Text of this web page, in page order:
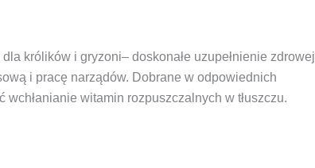
królików i gryzoni– doskonałe uzupełnienie zdrowej
i pracę narządów. Dobrane w odpowiednich
witamin rozpuszczalnych w tłuszczu.